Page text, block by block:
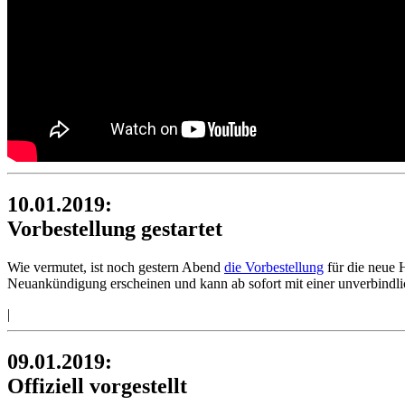
10.01.2019:
Vorbestellung gestartet
Wie vermutet, ist noch gestern Abend die Vorbestellung für die neue
Neuankündigung erscheinen und kann ab sofort mit einer
|
09.01.2019:
Offiziell vorgestellt